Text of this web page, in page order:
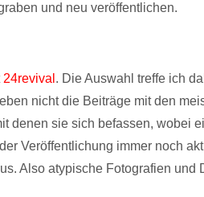
und neu veröffentlichen.
24revival . Die Auswahl treffe ich
nicht die Beiträge mit den
denen sie sich befassen, wobei
Veröffentlichung immer noch
Also atypische Fotografien und